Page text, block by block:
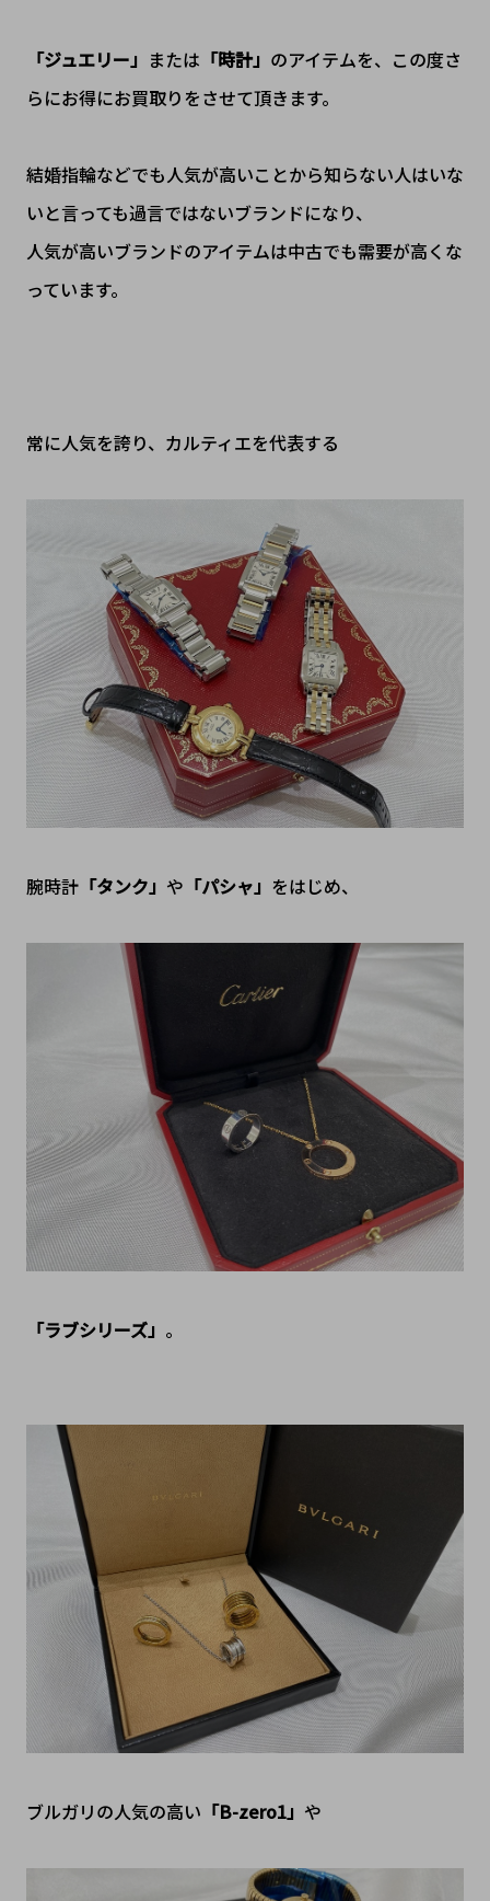
「ジュエリー」 または 「時計」 のアイテムを、この度さ
らにお得にお買取りをさせて頂きます。
結婚指輪などでも人気が高いことから知らない人はいな
いと言っても過言ではないブランドになり、
人気が高いブランドのアイテムは中古でも需要が高くな
っています。
常に人気を誇り、カルティエを代表する
腕時計「タンク」 や 「パシャ」 をはじめ、
「ラブシリーズ」 。
ブルガリの人気の高い 「B-zero1」 や